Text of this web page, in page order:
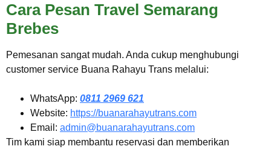
Cara Pesan Travel Semarang
Brebes
Pemesanan sangat mudah. Anda cukup menghubungi
customer service Buana Rahayu Trans melalui:
WhatsApp: 0811 2969 621
Website: https://buanarahayutrans.com
Email: admin@buanarahayutrans.com
Tim kami siap membantu reservasi dan memberikan